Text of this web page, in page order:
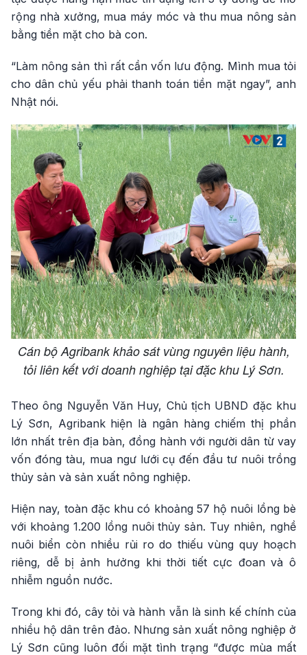
rộng nhà xưởng, mua máy móc và thu mua nông sản
bằng tiền mặt cho bà con.
“Làm nông sản thì rất cần vốn lưu động. Mình mua tỏi
cho dân chủ yếu phải thanh toán tiền mặt ngay”, anh
Nhật nói.
Cán bộ Agribank khảo sát vùng nguyên liệu hành,
tỏi liên kết với doanh nghiệp tại đặc khu Lý Sơn.
Theo ông Nguyễn Văn Huy, Chủ tịch UBND đặc khu
Lý Sơn, Agribank hiện là ngân hàng chiếm thị phần
lớn nhất trên địa bàn, đồng hành với người dân từ vay
vốn đóng tàu, mua ngư lưới cụ đến đầu tư nuôi trồng
thủy sản và sản xuất nông nghiệp.
Hiện nay, toàn đặc khu có khoảng 57 hộ nuôi lồng bè
với khoảng 1.200 lồng nuôi thủy sản. Tuy nhiên, nghề
nuôi biển còn nhiều rủi ro do thiếu vùng quy hoạch
riêng, dễ bị ảnh hưởng khi thời tiết cực đoan và ô
nhiễm nguồn nước.
Trong khi đó, cây tỏi và hành vẫn là sinh kế chính của
nhiều hộ dân trên đảo. Nhưng sản xuất nông nghiệp ở
Lý Sơn cũng luôn đối mặt tình trạng “được mùa mất